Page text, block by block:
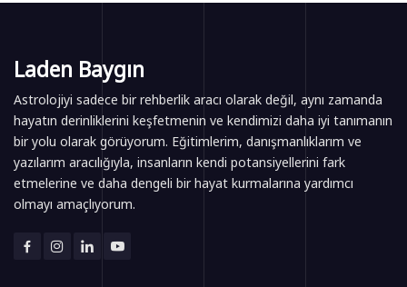
Laden Baygın
Astrolojiyi sadece bir rehberlik aracı olarak değil, aynı zamanda
hayatın derinliklerini keşfetmenin ve kendimizi daha iyi tanımanın
bir yolu olarak görüyorum. Eğitimlerim, danışmanlıklarım ve
yazılarım aracılığıyla, insanların kendi potansiyellerini fark
etmelerine ve daha dengeli bir hayat kurmalarına yardımcı
olmayı amaçlıyorum.